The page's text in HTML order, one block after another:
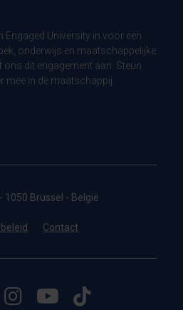
Engaged University in voor een
onderwijs en maatschappelijke
dit engagement aan. Steun
mee in de maatschappij.
1050 Brussel - België
Contact